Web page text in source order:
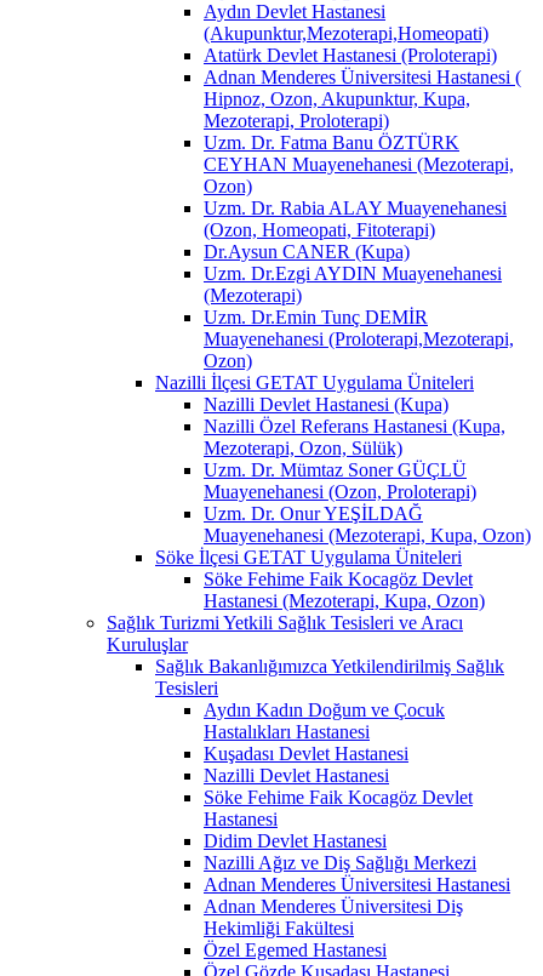
Aydın Devlet Hastanesi
(Akupunktur,Mezoterapi,Homeopati)
Atatürk Devlet Hastanesi (Proloterapi)
Adnan Menderes Üniversitesi Hastanesi (
Hipnoz, Ozon, Akupunktur, Kupa,
Mezoterapi, Proloterapi)
Uzm. Dr. Fatma Banu ÖZTÜRK
CEYHAN Muayenehanesi (Mezoterapi,
Ozon)
Uzm. Dr. Rabia ALAY Muayenehanesi
(Ozon, Homeopati, Fitoterapi)
Dr.Aysun CANER (Kupa)
Uzm. Dr.Ezgi AYDIN Muayenehanesi
(Mezoterapi)
Uzm. Dr.Emin Tunç DEMİR
Muayenehanesi (Proloterapi,Mezoterapi,
Ozon)
Nazilli İlçesi GETAT Uygulama Üniteleri
Nazilli Devlet Hastanesi (Kupa)
Nazilli Özel Referans Hastanesi (Kupa,
Mezoterapi, Ozon, Sülük)
Uzm. Dr. Mümtaz Soner GÜÇLÜ
Muayenehanesi (Ozon, Proloterapi)
Uzm. Dr. Onur YEŞİLDAĞ
Muayenehanesi (Mezoterapi, Kupa, Ozon)
Söke İlçesi GETAT Uygulama Üniteleri
Söke Fehime Faik Kocagöz Devlet
Hastanesi (Mezoterapi, Kupa, Ozon)
Sağlık Turizmi Yetkili Sağlık Tesisleri ve Aracı
Kuruluşlar
Sağlık Bakanlığımızca Yetkilendirilmiş Sağlık
Tesisleri
Aydın Kadın Doğum ve Çocuk
Hastalıkları Hastanesi
Kuşadası Devlet Hastanesi
Nazilli Devlet Hastanesi
Söke Fehime Faik Kocagöz Devlet
Hastanesi
Didim Devlet Hastanesi
Nazilli Ağız ve Diş Sağlığı Merkezi
Adnan Menderes Üniversitesi Hastanesi
Adnan Menderes Üniversitesi Diş
Hekimliği Fakültesi
Özel Egemed Hastanesi
Özel Gözde Kuşadası Hastanesi